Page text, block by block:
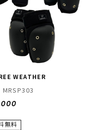
WEATHER
MRSP303